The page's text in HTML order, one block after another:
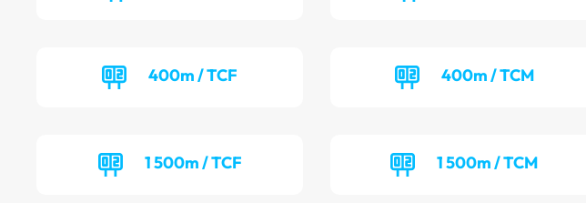
400m / TCF 400m / TCM
1 500m / TCF 1 500m / TCM